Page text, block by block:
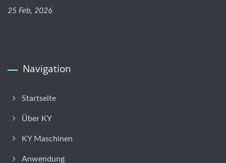
25 Feb, 2026
Navigation
Startseite
Über KY
KY Maschinen
Anwendung